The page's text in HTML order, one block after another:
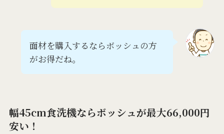
面材を購入するならボッシュの方
がお得だね。
幅45cm食洗機ならボッシュが最大66,000円
安い！